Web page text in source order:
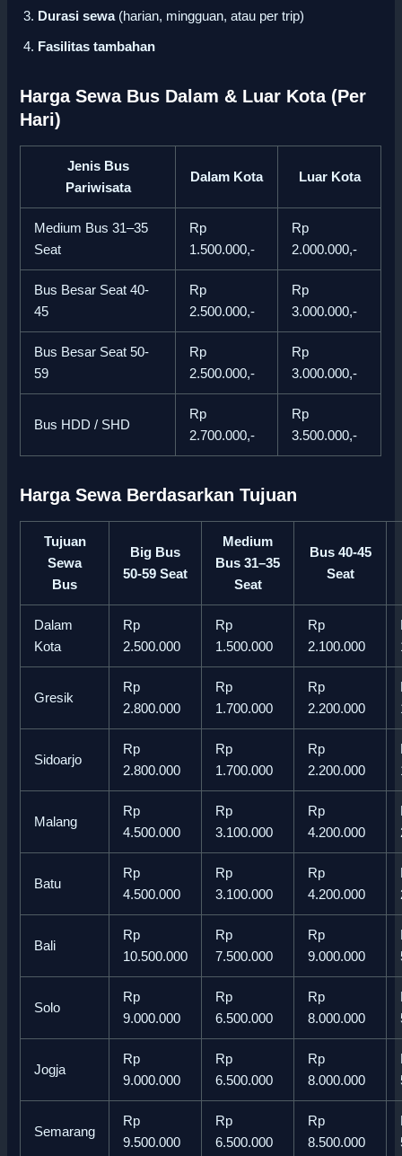
Durasi sewa(harian, mingguan, atau per trip)
Fasilitas tambahan
Harga Sewa Bus Dalam & Luar Kota (Per
Hari)
Jenis Bus
Pariwisata
Dalam Kota Luar Kota
Medium Bus 31–35
Seat
Rp
1.500.000,-
Rp
2.000.000,-
Bus Besar Seat 40-
45
Rp
2.500.000,-
Rp
3.000.000,-
Bus Besar Seat 50-
59
Rp
2.500.000,-
Rp
3.000.000,-
Bus HDD / SHD
Rp
2.700.000,-
Rp
3.500.000,-
Harga Sewa Berdasarkan Tujuan
Tujuan
Sewa
Bus
Big Bus
50-59 Seat
Medium
Bus 31–35
Seat
Bus 40-45
Seat
Dalam
Kota
Rp
2.500.000
Rp
1.500.000
Rp
2.100.000
Gresik
Rp
2.800.000
Rp
1.700.000
Rp
2.200.000
Sidoarjo
Rp
2.800.000
Rp
1.700.000
Rp
2.200.000
Malang
Rp
4.500.000
Rp
3.100.000
Rp
4.200.000
Batu
Rp
4.500.000
Rp
3.100.000
Rp
4.200.000
Bali
Rp
10.500.000
Rp
7.500.000
Rp
9.000.000
Solo
Rp
9.000.000
Rp
6.500.000
Rp
8.000.000
Jogja
Rp
9.000.000
Rp
6.500.000
Rp
8.000.000
Semarang
Rp
9.500.000
Rp
6.500.000
Rp
8.500.000